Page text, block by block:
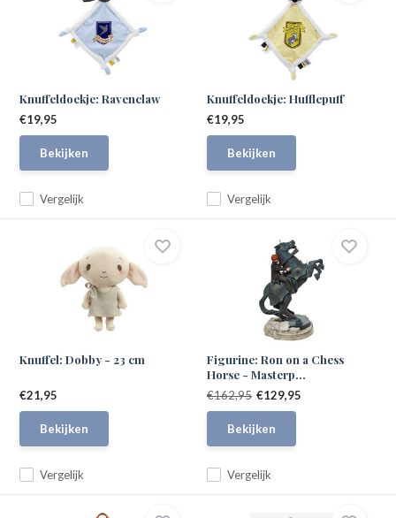
Knuffeldoekje: Ravenclaw
Vergelijk
€19,95
Bekijken
Knuffeldoekje: Hufflepuff
Vergelijk
€19,95
Bekijken
Knuffel: Dobby - 23 cm
Vergelijk
€21,95
Bekijken
Figurine: Ron on a Chess
Horse - Masterp...
Vergelijk
€162,95 €129,95
Bekijken